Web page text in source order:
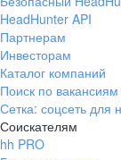
HeadHunter API
Партнерам
Инвесторам
Каталог компаний
Поиск по
Сетка: соцсеть для
Соискателям
hh PRO